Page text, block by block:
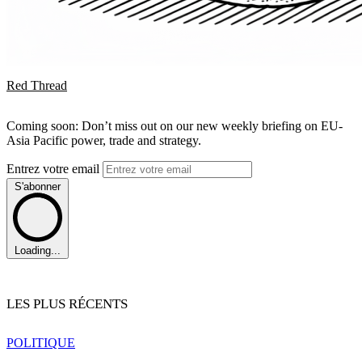
Red Thread
Coming soon: Don’t miss out on our new weekly briefing on EU-
Asia Pacific power, trade and strategy.
Entrez votre email
S'abonner
Loading...
LES PLUS RÉCENTS
POLITIQUE